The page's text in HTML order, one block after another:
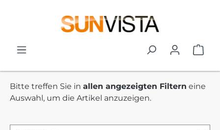
Bitte treffen Sie in allen angezeigten Filtern eine
Auswahl, um die Artikel anzuzeigen.